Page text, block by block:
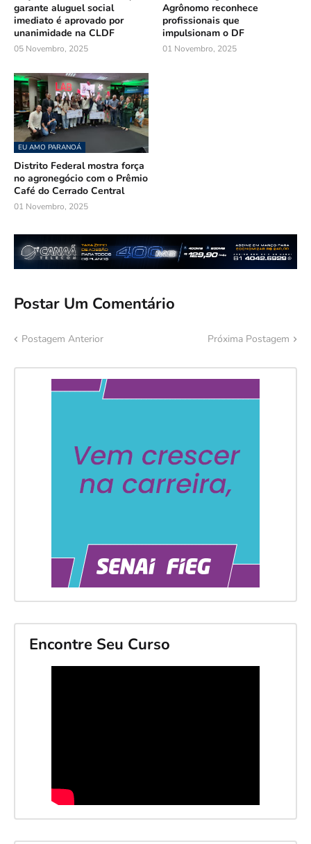
garante aluguel social
imediato é aprovado por
unanimidade na CLDF
05 Novembro, 2025
Agrônomo reconhece
profissionais que
impulsionam o DF
01 Novembro, 2025
EU AMO PARANOÁ
Distrito Federal mostra força
no agronegócio com o Prêmio
Café do Cerrado Central
01 Novembro, 2025
Postar Um Comentário
Postagem Anterior Próxima Postagem
Encontre Seu Curso